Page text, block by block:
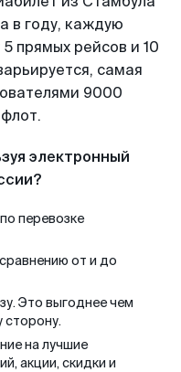
в году, каждую
прямых рейсов и 10
самая
9000
электронный
перевозке
от и до
Это выгоднее чем
сторону.
на лучшие
акции, скидки и